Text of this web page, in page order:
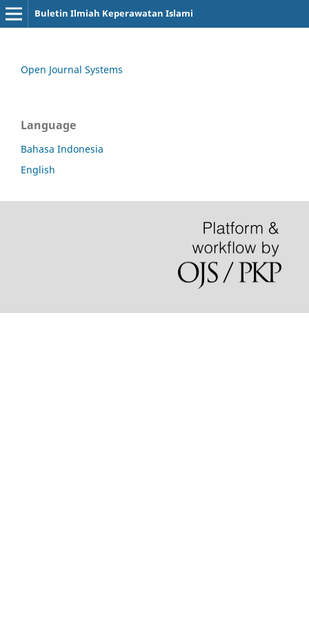
Buletin Ilmiah Keperawatan Islami
Open Journal Systems
Language
Bahasa Indonesia
English